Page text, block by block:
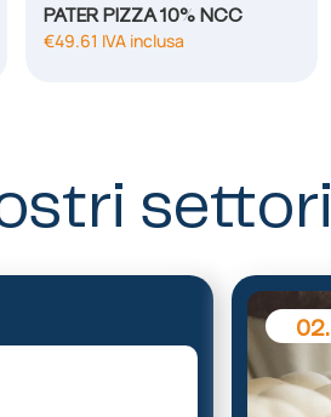
PATER PIZZA 10% NCC
€49.61 IVA inclusa
settori
02.